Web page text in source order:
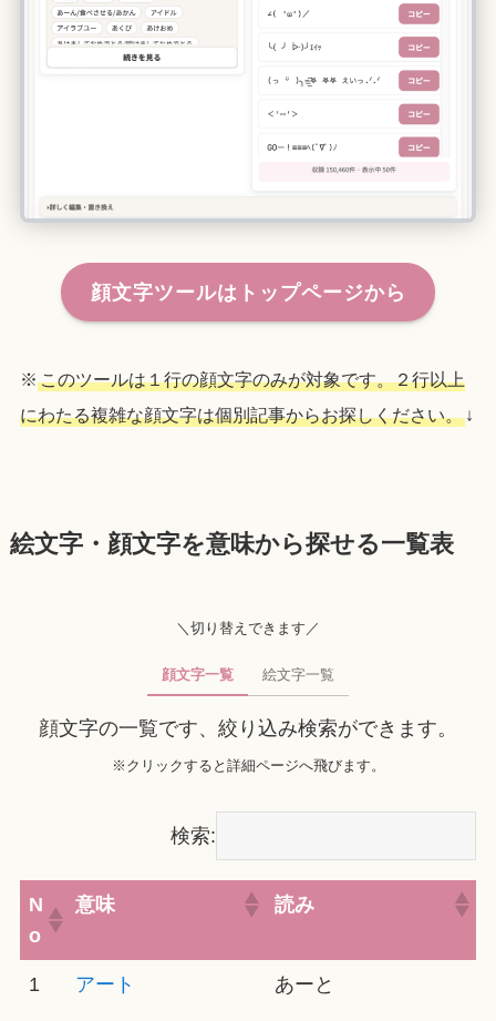
顔文字ツールはトップページから
※ このツールは１行の顔文字のみが対象です。２行以上
にわたる複雑な顔文字は個別記事からお探しください。↓
絵文字・顔文字を意味から探せる一覧表
＼切り替えできます／
顔文字一覧 絵文字一覧
顔文字の一覧です、絞り込み検索ができます。
※クリックすると詳細ページへ飛びます。
検索:
N
o
意味 読み
1 アート あーと